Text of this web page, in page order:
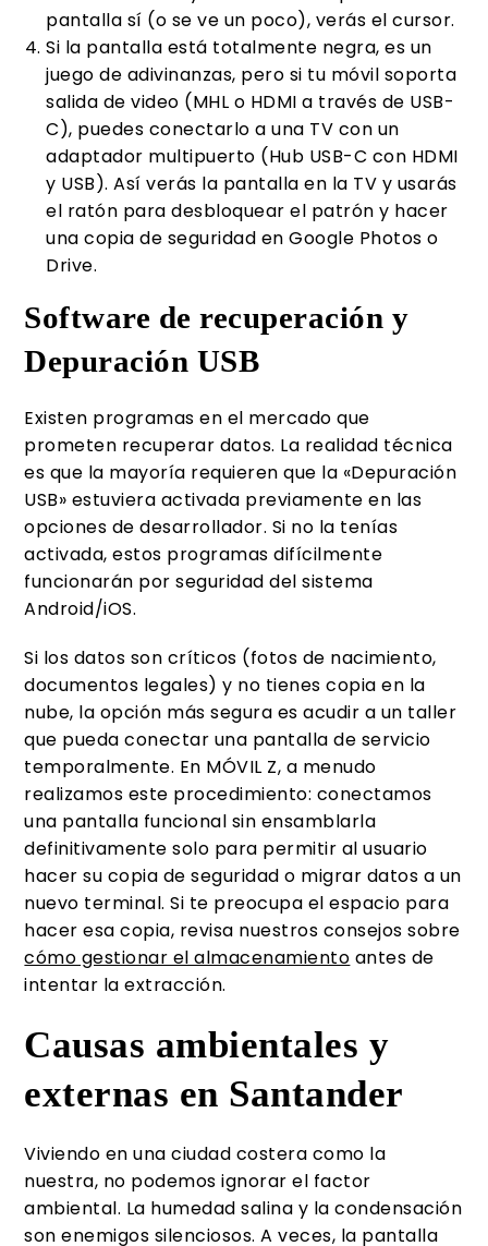
pantalla sí (o se ve un poco), verás el cursor.
Si la pantalla está totalmente negra, es un
juego de adivinanzas, pero si tu móvil soporta
salida de video (MHL o HDMI a través de USB-
C), puedes conectarlo a una TV con un
adaptador multipuerto (Hub USB-C con HDMI
y USB). Así verás la pantalla en la TV y usarás
el ratón para desbloquear el patrón y hacer
una copia de seguridad en Google Photos o
Drive.
Software de recuperación y
Depuración USB
Existen programas en el mercado que
prometen recuperar datos. La realidad técnica
es que la mayoría requieren que la «Depuración
USB» estuviera activada previamente en las
opciones de desarrollador. Si no la tenías
activada, estos programas difícilmente
funcionarán por seguridad del sistema
Android/iOS.
Si los datos son críticos (fotos de nacimiento,
documentos legales) y no tienes copia en la
nube, la opción más segura es acudir a un taller
que pueda conectar una pantalla de servicio
temporalmente. En MÓVIL Z, a menudo
realizamos este procedimiento: conectamos
una pantalla funcional sin ensamblarla
definitivamente solo para permitir al usuario
hacer su copia de seguridad o migrar datos a un
nuevo terminal. Si te preocupa el espacio para
hacer esa copia, revisa nuestros consejos sobre
cómo gestionar el almacenamiento antes de
intentar la extracción.
Causas ambientales y
externas en Santander
Viviendo en una ciudad costera como la
nuestra, no podemos ignorar el factor
ambiental. La humedad salina y la condensación
son enemigos silenciosos. A veces, la pantalla